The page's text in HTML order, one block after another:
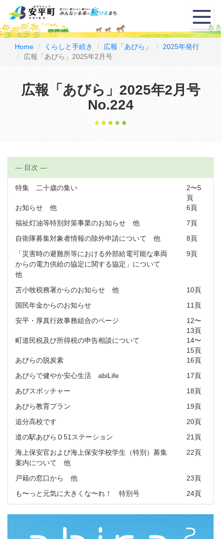
メ
ニ
ュ
Home くらしと手続き 広報「あびら」
2025年発行
広報「あびら」2025年2月号
広報「あびら」2025年2月号
No.224
― 目次 ―
特集 二十歳の集い
2〜5
頁
お知らせ 他
6頁
福祉灯油等特別対策事業のお知らせ 他
7頁
自衛隊募集対象者情報の除外申請について 他
8頁
「災害時の避難所等における外部給電可能な車両
からの電力供給の協定に関する協定」について
他
9頁
苫小牧税務署からのお知らせ 他
10頁
国民年金からのお知らせ
11頁
安平・厚真行政事務組合のページ
12〜
13頁
町道民税及び所得税の申告相談について
14〜
15頁
あびらの脱炭素
16頁
あびらで健やか安心生活 abiLife
17頁
あびスポッチャー
18頁
あびら教育プラン
19頁
追分高校です
20頁
道の駅あびらＤ51ステーション
21頁
海上保安官および海上保安学校学生（特別）募集
案内について 他
22頁
戸籍の窓口から 他
23頁
も〜っと元気に大きくな〜れ！ 特別号
24頁